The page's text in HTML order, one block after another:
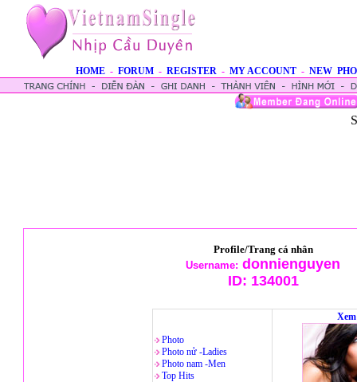
HOME - FORUM - REGISTER - MY ACCOUNT - NEW
Profile/Trang cá nhân
Username: donnienguyen
ID: 134001
Photo
Photo nử -Ladies
Photo nam -Men
Top Hits